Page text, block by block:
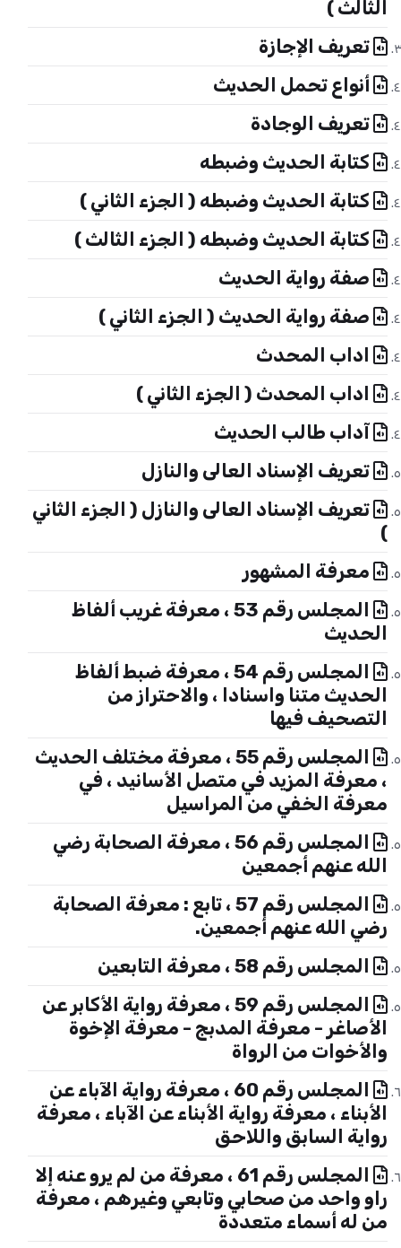
الثالث )
تعريف الإجازة
أنواع تحمل الحديث
تعريف الوجادة
كتابة الحديث وضبطه
كتابة الحديث وضبطه ( الجزء الثاني )
كتابة الحديث وضبطه ( الجزء الثالث )
صفة رواية الحديث
صفة رواية الحديث ( الجزء الثاني )
اداب المحدث
اداب المحدث ( الجزء الثاني )
آداب طالب الحديث
تعريف الإسناد العالى والنازل
تعريف الإسناد العالى والنازل ( الجزء الثاني
)
معرفة المشهور
المجلس رقم 53 ، معرفة غريب ألفاظ
الحديث
المجلس رقم 54 ، معرفة ضبط ألفاظ
الحديث متنا واسنادا ، والاحتراز من
التصحيف فيها
المجلس رقم 55 ، معرفة مختلف الحديث
، معرفة المزيد في متصل الأسانيد ، في
معرفة الخفي من المراسيل
المجلس رقم 56 ، معرفة الصحابة رضي
الله عنهم أجمعين
المجلس رقم 57 ، تابع : معرفة الصحابة
رضي الله عنهم أجمعين.
المجلس رقم 58 ، معرفة التابعين
المجلس رقم 59 ، معرفة رواية الأكابر عن
الأصاغر - معرفة المدبج - معرفة الإخوة
والأخوات من الرواة
المجلس رقم 60 ، معرفة رواية الآباء عن
الأبناء ، معرفة رواية الأبناء عن الآباء ، معرفة
رواية السابق واللاحق
المجلس رقم 61 ، معرفة من لم يرو عنه إلا
راو واحد من صحابي وتابعي وغيرهم ، معرفة
من له أسماء متعددة